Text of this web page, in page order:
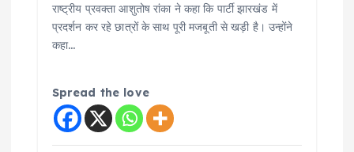
राष्ट्रीय प्रवक्ता आशुतोष रांका ने कहा कि पार्टी झारखंड में
प्रदर्शन कर रहे छात्रों के साथ पूरी मजबूती से खड़ी है। उन्होंने
कहा…
Spread the love